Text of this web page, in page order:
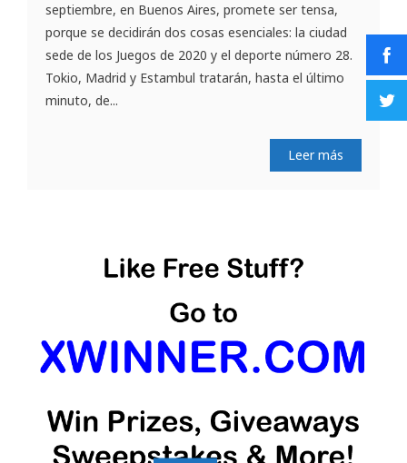
septiembre, en Buenos Aires, promete ser tensa,
porque se decidirán dos cosas esenciales: la ciudad
sede de los Juegos de 2020 y el deporte número 28.
Tokio, Madrid y Estambul tratarán, hasta el último
minuto, de...
Leer más